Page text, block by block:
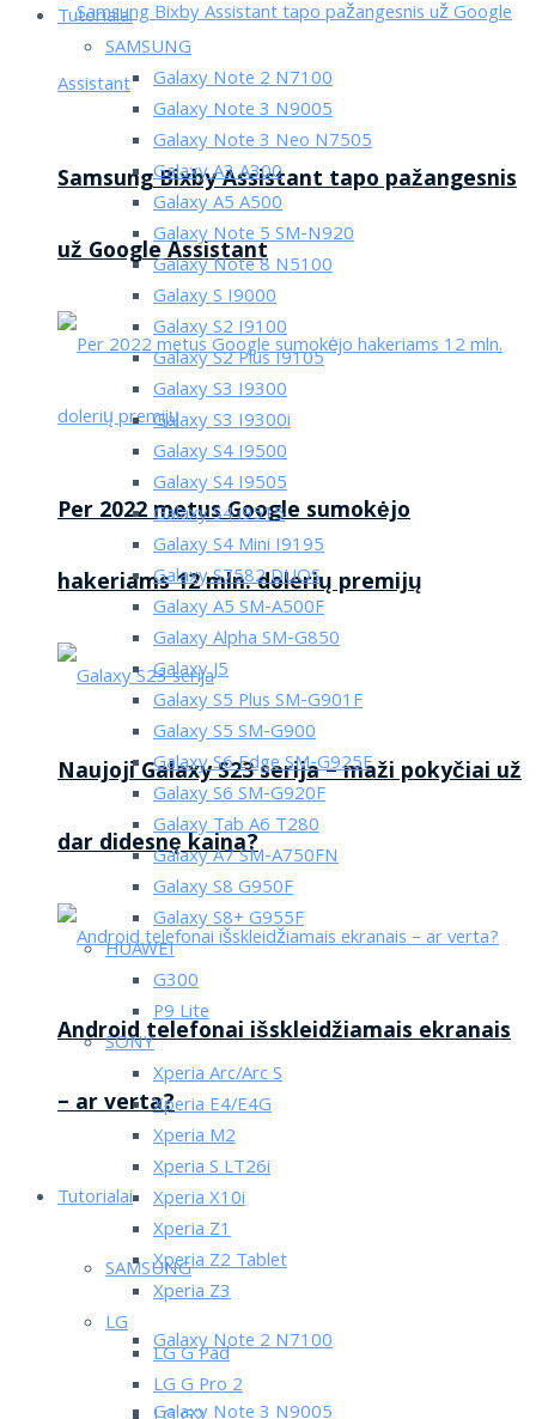
Samsung Bixby Assistant tapo pažangesnis
už Google Assistant
Per 2022 metus Google sumokėjo
hakeriams 12 mln. dolerių premijų
Naujoji Galaxy S23 serija – maži pokyčiai už
dar didesnę kaina?
Android telefonai išskleidžiamais ekranais
– ar verta?
Tutorialai
SAMSUNG
Galaxy Note 2 N7100
Tutorialai
SAMSUNG
Galaxy Note 2 N7100
Galaxy Note 3 N9005
Galaxy Note 3 Neo N7505
Galaxy A3 A300
Galaxy A5 A500
Galaxy Note 5 SM-N920
Galaxy Note 8 N5100
Galaxy S I9000
Galaxy S2 I9100
Galaxy S2 Plus I9105
Galaxy S3 I9300
Galaxy S3 I9300i
Galaxy S4 I9500
Galaxy S4 I9505
Galaxy S4 i9515
Galaxy S4 Mini I9195
Galaxy S7582 DUOS
Galaxy A5 SM-A500F
Galaxy Alpha SM-G850
Galaxy J5
Galaxy S5 Plus SM-G901F
Galaxy S5 SM-G900
Galaxy S6 Edge SM-G925F
Galaxy S6 SM-G920F
Galaxy Tab A6 T280
Galaxy A7 SM-A750FN
Galaxy S8 G950F
Galaxy S8+ G955F
HUAWEI
G300
P9 Lite
SONY
Xperia Arc/Arc S
Xperia E4/E4G
Xperia M2
Xperia S LT26i
Xperia X10i
Xperia Z1
Xperia Z2 Tablet
Xperia Z3
LG
LG G Pad
LG G Pro 2